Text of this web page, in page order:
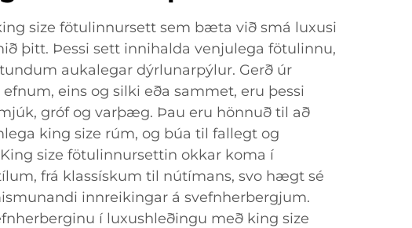
size fötulinnursett sem bæta við smá luxusi
þitt. Þessi sett innihalda venjulega fötulinnu,
aukalegar dýrlunarpýlur. Gerð úr
eins og silki eða sammet, eru þessi
gróf og varþæg. Þau eru hönnuð til að
king size rúm, og búa til fallegt og
size fötulinnursettin okkar koma í
frá klassískum til nútímans, svo hægt sé
innreikingar á svefnherbergjum.
í luxushleðingu með king size